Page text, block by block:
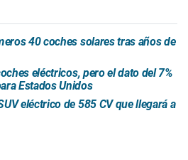
40 coches solares tras años de
eléctricos, pero el dato del 7%
Estados Unidos
eléctrico de 585 CV que llegará a